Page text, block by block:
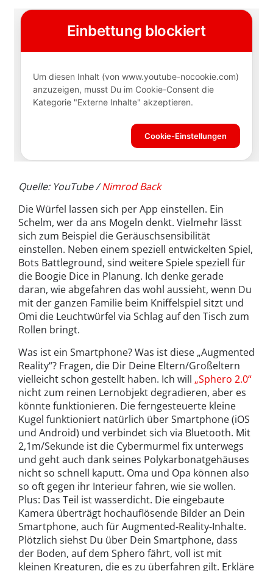
Quelle: YouTube /Nimrod Back
Die Würfel lassen sich per App einstellen. Ein
Schelm, wer da ans Mogeln denkt. Vielmehr lässt
sich zum Beispiel die Geräuschsensibilität
einstellen. Neben einem speziell entwickelten Spiel,
Bots Battleground, sind weitere Spiele speziell für
die Boogie Dice in Planung. Ich denke gerade
daran, wie abgefahren das wohl aussieht, wenn Du
mit der ganzen Familie beim Kniffelspiel sitzt und
Omi die Leuchtwürfel via Schlag auf den Tisch zum
Rollen bringt.
Was ist ein Smartphone? Was ist diese „Augmented
Reality“? Fragen, die Dir Deine Eltern/Großeltern
vielleicht schon gestellt haben. Ich will „Sphero 2.0“
nicht zum reinen Lernobjekt degradieren, aber es
könnte funktionieren. Die ferngesteuerte kleine
Kugel funktioniert natürlich über Smartphone (iOS
und Android) und verbindet sich via Bluetooth. Mit
2,1m/Sekunde ist die Cybermurmel fix unterwegs
und geht auch dank seines Polykarbonatgehäuses
nicht so schnell kaputt. Oma und Opa können also
so oft gegen ihr Interieur fahren, wie sie wollen.
Plus: Das Teil ist wasserdicht. Die eingebaute
Kamera überträgt hochauflösende Bilder an Dein
Smartphone, auch für Augmented-Reality-Inhalte.
Plötzlich siehst Du über Dein Smartphone, dass
der Boden, auf dem Sphero fährt, voll ist mit
kleinen Kreaturen, die es zu überfahren gilt. Erkläre